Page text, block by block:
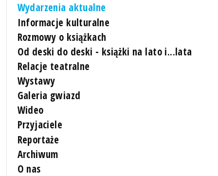
Wydarzenia aktualne
Informacje kulturalne
Rozmowy o książkach
Od deski do deski - książki na lato i...lata
Relacje teatralne
Wystawy
Galeria gwiazd
Wideo
Przyjaciele
Reportaże
Archiwum
O nas